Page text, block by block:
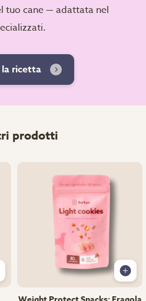
tuo cane — adattata nel
ricetta
prodotti